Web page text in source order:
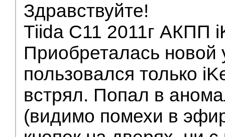
Здравствуйте!
Tiida C11 2011г АКПП
Приобреталась
пользовался только
встрял. Попал в
(видимо помехи в